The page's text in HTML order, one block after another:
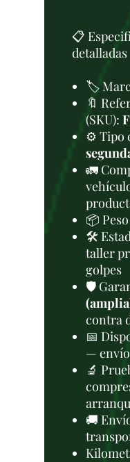
📋
detalladas
🏷️
🔖
(SKU):
⚙️ Tipo
🚛
📦
🛠
taller
golpes
🛡️
contra
📅
—
🔬
🚚